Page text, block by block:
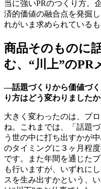
当に強いPRのつくり方。
済的価値の融合点を発掘
れがいま求められているも
商品そのものに
む、“川上”のPR
―話題づくりから価値づ
り方はどう変わりましたか
大きく変わったのは、プ
ね。これまでは、「話題
う世の中に打ち出すかが
のタイミングに３ヶ月程
です。また年間を通じた
も行いますが、いずれに
スを生み出すかという、